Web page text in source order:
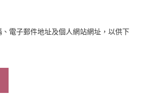
、電子郵件地址及個人網站網址，以供下